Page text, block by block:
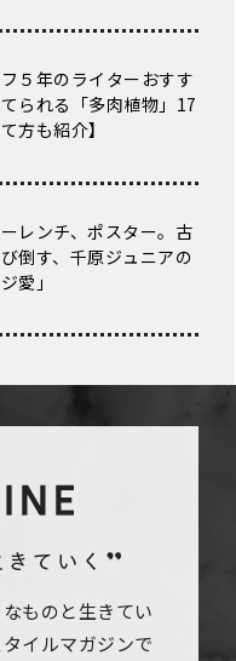
５年のライターおすす
られる「多肉植物」17
方も紹介】
レンチ、ポスター。古
倒す、千原ジュニアの
愛」
ものと生きてい
イルマガジンで